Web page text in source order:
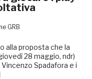
GRB
alla proposta che la
28 maggio, ndr)
Spadafora e i